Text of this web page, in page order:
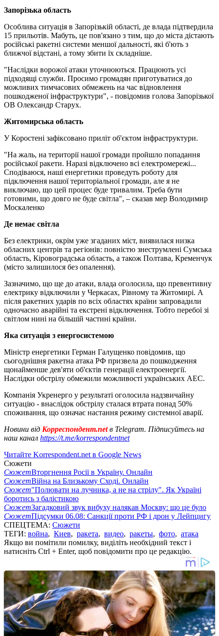
Запорізька область
Особлива ситуація в Запорізькій області, де влада підтвердила
15 прильотів. Мабуть, це пов'язано з тим, що до міста дістають
російські ракетні системи меншої дальності, які б'ють з
ближчої відстані, а тому збити їх складніше.
"Наслідки ворожої атаки уточнюються. Працюють усі
підходящі служби. Просимо громадян приготуватися до
можливих тимчасових обмежень на час відновлення
пошкодженої інфраструктури", - повідомив голова Запорізької
ОВ Олександр Старух.
Житомирська область
У Коростені зафіксовано приліт об'єктом інфраструктури.
"На жаль, на території нашої громади пройшло попадання
російської ракети. Наразі відключено всі електромережі...
Сподіваюся, наші енергетики проведуть роботу для
підключення нашої територіальної громади, але я не
виключаю, що цей процес буде тривалим. Треба бути
готовими, що довго не буде світла", – сказав мер Володимир
Москаленко
Де немає світла
Без електрики, окрім уже згаданих міст, виявилася низка
обласних центрів та регіонів: повністю знеструмлені Сумська
область, Кіровоградська область, а також Полтава, Кременчук
(місто залишилося без опалення).
Зазначимо, що ще до атаки, влада оголосила, що превентивну
електрику відключили у Черкасах, Рівному та Житомирі. А
після ракетних ударів по всіх областях країни запровадили
одночасно аварійні та екстрені відключення. Тобто перебої зі
світлом нині на більшій частині країни.
Яка ситуація з енергосистемою
Міністр енергетики Герман Галущенко повідомив, що
сьогоднішня ракетна атака РФ призвела до пошкодження
щонайменше дев'яти об'єктів генерації електроенергії.
Наслідки обстрілу обмежили можливості українських АЕС.
Компанія Укренерго у результаті оголосила надзвичайну
ситуацію - внаслідок обстрілу сталася втрата понад 50%
споживання, що означає настання режиму системної аварії.
Новини від Корреспондент.netв Telegram. Підписуйтесь на
наш канал https://t.me/korrespondentnet
Читайте Korrespondent.net в Google News
Сюжети
СюжетВторгнення Росії в Україну. Онлайн
СюжетВійна на Близькому Сході. Онлайн
Сюжет"Полювати на лучника, а не на стрілу". Як Україні
боротись з балістикою
СюжетЗагадковий звук вибуху налякав Москву: що це було
СюжетПідсумки 06.08: Санкції проти РФ і дрон у Лейпцигу
СПЕЦТЕМА: Сюжети
ТЕГИ: война, Киев, ракета, видео, ракеты, фото, атака
Якщо ви помітили помилку, виділіть необхідний текст і
натисніть Ctrl + Enter, щоб повідомити про це редакцію.